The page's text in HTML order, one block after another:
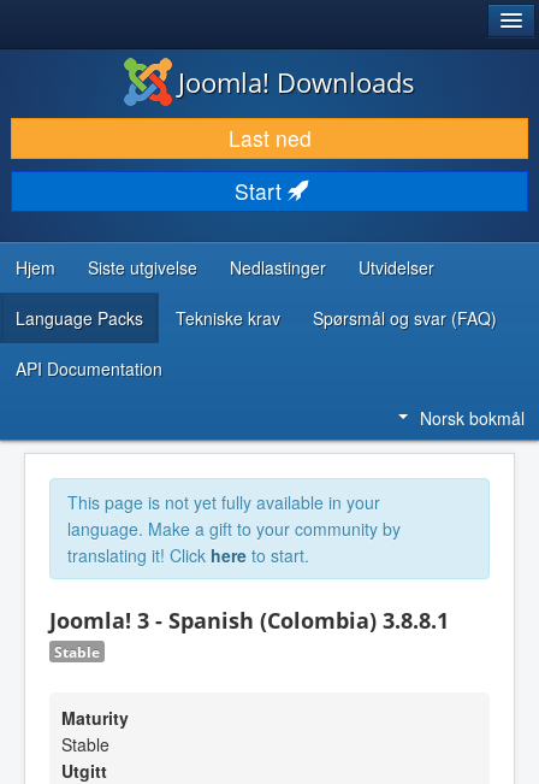
LAST NED & UTVID
OPPDAG & LÆR
SAMFUNN & BRUKERSTØTTE
UTVIKLINGSRESSURSER
Joomla! Downloads
Last ned
Start
Hjem Siste utgivelse Nedlastinger Utvidelser
Language Packs Tekniske krav Spørsmål og svar (FAQ)
API Documentation
Norsk bokmål
This page is not yet fully available in your
language. Make a gift to your community by
translating it! Click here to start.
Joomla! 3 - Spanish (Colombia) 3.8.8.1
Stable
Maturity
Stable
Utgitt